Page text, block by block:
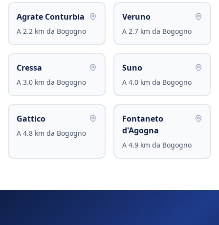
Agrate Conturbia
A 2.2 km da Bogogno
Veruno
A 2.7 km da Bogogno
Cressa
A 3.0 km da Bogogno
Suno
A 4.0 km da Bogogno
Gattico
A 4.8 km da Bogogno
Fontaneto
d'Agogna
A 4.9 km da Bogogno